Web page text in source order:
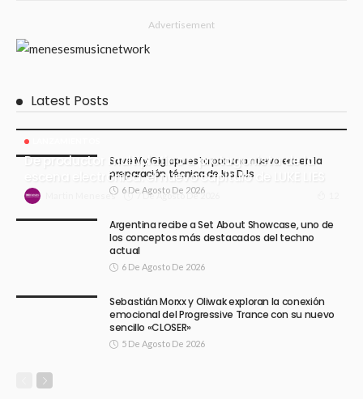
Advertisement
Latest Posts
De productor multiplatino a protagonista de la
escena electrónica: el nuevo capítulo de LUKE LIES
Martin Meneses 7 De Agosto De 2026
Save My Gig apuesta por una nueva era en la
preparación técnica de los DJs
6 De Agosto De 2026
Argentina recibe a Set About Showcase, uno de
los conceptos más destacados del techno
actual
6 De Agosto De 2026
Sebastián Morxx y Oliwak exploran la conexión
emocional del Progressive Trance con su nuevo
sencillo «CLOSER»
5 De Agosto De 2026